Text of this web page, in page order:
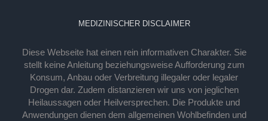
MEDIZINISCHER DISCLAIMER
Diese Webseite hat einen rein informativen Charakter. Sie
stellt keine Anleitung beziehungsweise Aufforderung zum
Konsum, Anbau oder Verbreitung illegaler oder legaler
Drogen dar. Zudem distanzieren wir uns von jeglichen
Heilaussagen oder Heilversprechen. Die Produkte und
Anwendungen dienen dem allgemeinen Wohlbefinden und